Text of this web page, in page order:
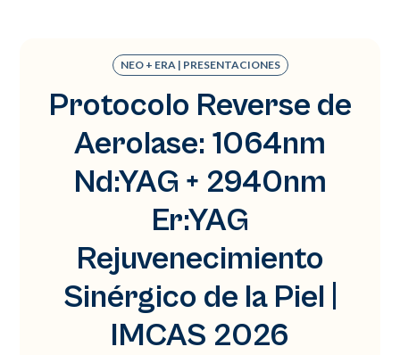
NEO + ERA | PRESENTACIONES
Protocolo Reverse de
Aerolase: 1064nm
Nd:YAG + 2940nm
Er:YAG
Rejuvenecimiento
Sinérgico de la Piel |
IMCAS 2026